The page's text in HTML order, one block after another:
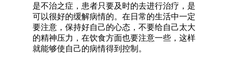
是不治之症，患者只要及时的去进行治疗，是
可以很好的缓解病情的。在日常的生活中一定
要注意，保持好自己的心态，不要给自己太大
的精神压力，在饮食方面也要注意一些，这样
就能够使自己的病情得到控制。